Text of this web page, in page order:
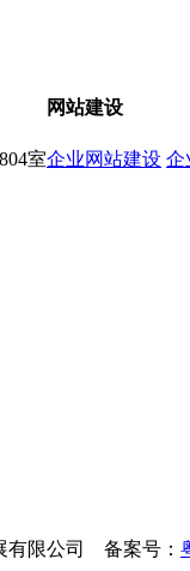
室
网站建设
企业网站建设 企
有限公司 备案号：